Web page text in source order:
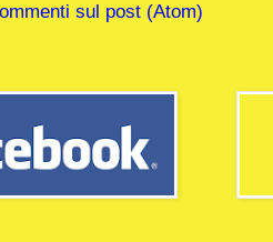
sul post (Atom)